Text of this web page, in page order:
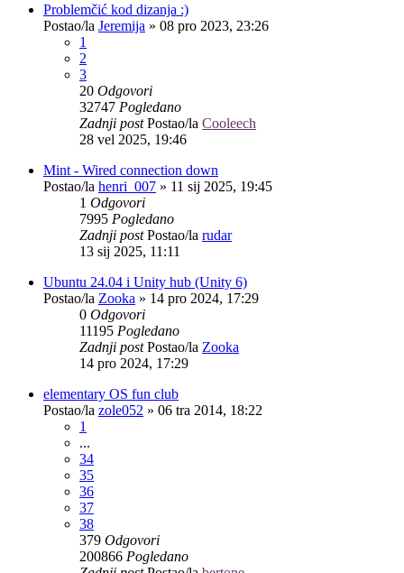
Problemčić kod dizanja :)
Postao/la Jeremija » 08 pro 2023, 23:26
1
2
3
20 Odgovori
32747 Pogledano
Zadnji postPostao/la Cooleech
28 vel 2025, 19:46
Mint - Wired connection down
Postao/la henri_007 » 11 sij 2025, 19:45
1 Odgovori
7995 Pogledano
Zadnji postPostao/la rudar
13 sij 2025, 11:11
Ubuntu 24.04 i Unity hub (Unity 6)
Postao/la Zooka » 14 pro 2024, 17:29
0 Odgovori
11195 Pogledano
Zadnji postPostao/la Zooka
14 pro 2024, 17:29
elementary OS fun club
Postao/la zole052 » 06 tra 2014, 18:22
1
...
34
35
36
37
38
379 Odgovori
200866 Pogledano